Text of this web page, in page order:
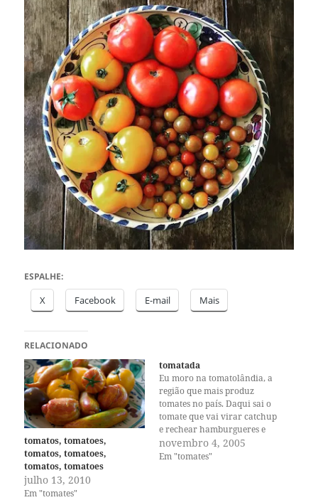
ESPALHE:
X Facebook E-mail Mais
RELACIONADO
tomatos, tomatoes,
tomatos, tomatoes,
tomatos, tomatoes
julho 13, 2010
Em "tomates"
tomatada
Eu moro na tomatolândia, a
região que mais produz
tomates no país. Daqui sai o
tomate que vai virar catchup
e rechear hamburgueres e
molhar batatas-fritas pelo
mundo! Pudera, tomate
novembro 4, 2005
Em "tomates"